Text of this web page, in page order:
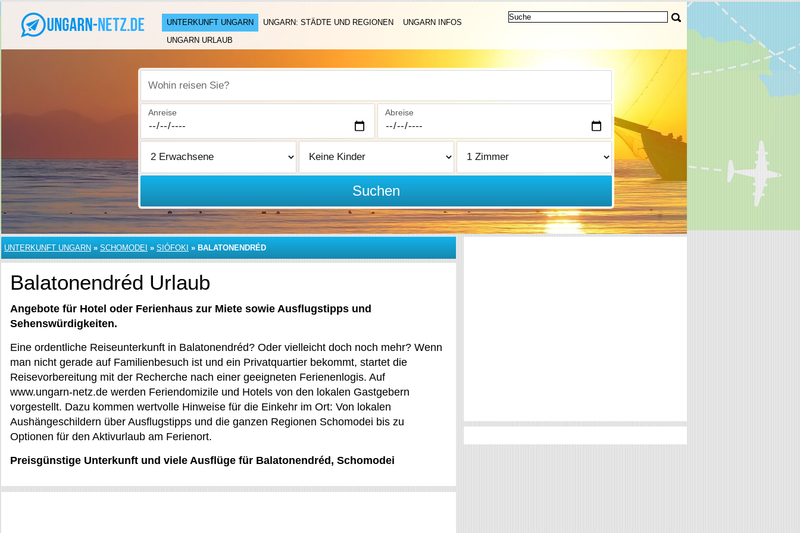
UNTERKUNFT UNGARN UNGARN: STÄDTE UND REGIONEN
UNGARN INFOS
UNGARN URLAUB
Wohin reisen Sie?
Anreise Abreise
Suchen
UNTERKUNFT UNGARN » SCHOMODEI » SIÓFOKI » BALATONENDRÉD
Balatonendréd Urlaub
Angebote für Hotel oder Ferienhaus zur Miete sowie Ausflugstipps und
Sehenswürdigkeiten.
Eine ordentliche Reiseunterkunft in Balatonendréd? Oder vielleicht doch noch mehr? Wenn
man nicht gerade auf Familienbesuch ist und ein Privatquartier bekommt, startet die
Reisevorbereitung mit der Recherche nach einer geeigneten Ferienenlogis. Auf
www.ungarn-netz.de werden Feriendomizile und Hotels von den lokalen Gastgebern
vorgestellt. Dazu kommen wertvolle Hinweise für die Einkehr im Ort: Von lokalen
Aushängeschildern über Ausflugstipps und die ganzen Regionen Schomodei bis zu
Optionen für den Aktivurlaub am Ferienort.
Preisgünstige Unterkunft und viele Ausflüge für Balatonendréd, Schomodei